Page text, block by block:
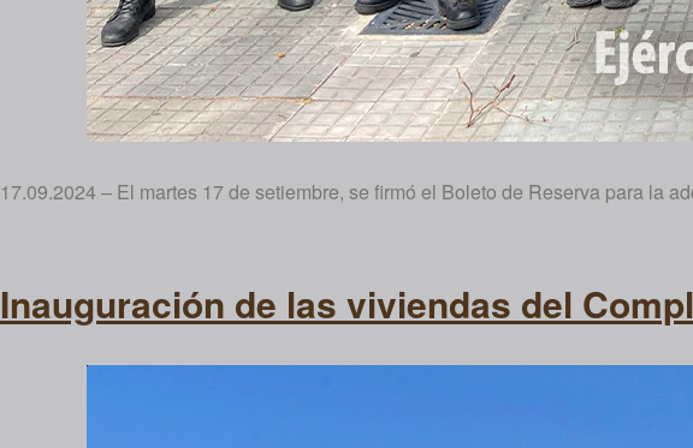
17.09.2024 – El martes 17 de setiembre, se firmó el Boleto de Reserva para la
Inauguración de las viviendas del